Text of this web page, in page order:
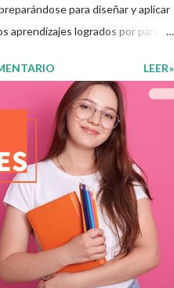
para diseñar y aplicar
aprendizajes logrados por parte
que sus alumnos cursaron
obtener un mayor panorama de
aprendientes ya lograron
consolidar. Esto con la
intervención adecuado para
requiera de acuerdo a los
Sin mas que decir les
en este nuevo blog
Recuerden que todo material
LEER»